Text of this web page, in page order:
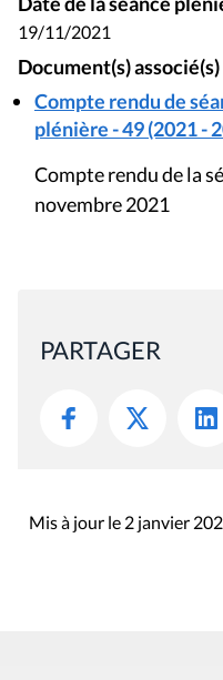
19/11/2021
Document(s) associé(s)
Compte rendu de
plénière - 49 (2021 -
Compte rendu de la
novembre 2021
PARTAGER
Mis à jour le 2 janvier